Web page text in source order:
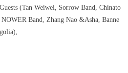
(Tan Weiwei, Sorrow Band, Chinato
Band, Zhang Nao &Asha, Banne